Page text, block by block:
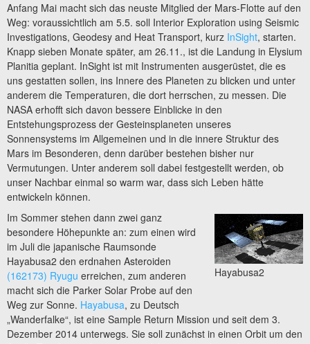
Anfang Mai macht sich das neuste Mitglied der Mars-Flotte auf den
Weg: voraussichtlich am 5.5. soll Interior Exploration using Seismic
Investigations, Geodesy and Heat Transport, kurz InSight, starten.
Knapp sieben Monate später, am 26.11., ist die Landung in Elysium
Planitia geplant. InSight ist mit Instrumenten ausgerüstet, die es
uns gestatten sollen, ins Innere des Planeten zu blicken und unter
anderem die Temperaturen, die dort herrschen, zu messen. Die
NASA erhofft sich davon bessere Einblicke in den
Entstehungsprozess der Gesteinsplaneten unseres
Sonnensystems im Allgemeinen und in die innere Struktur des
Mars im Besonderen, denn darüber bestehen bisher nur
Vermutungen. Unter anderem soll dabei festgestellt werden, ob
unser Nachbar einmal so warm war, dass sich Leben hätte
entwickeln können.
Hayabusa2
Im Sommer stehen dann zwei ganz
besondere Höhepunkte an: zum einen wird
im Juli die japanische Raumsonde
Hayabusa2 den erdnahen Asteroiden
(162173) Ryugu erreichen, zum anderen
macht sich die Parker Solar Probe auf den
Weg zur Sonne. Hayabusa, zu Deutsch
„Wanderfalke“, ist eine Sample Return Mission und seit dem 3.
Dezember 2014 unterwegs. Sie soll zunächst in einen Orbit um den